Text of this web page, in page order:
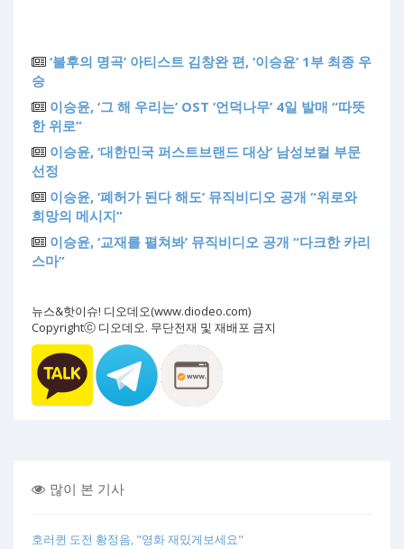
‘불후의 명곡’ 아티스트 김창완 편, ‘이승윤’ 1부 최종 우
승
이승윤, ‘그 해 우리는’ OST ‘언덕나무’ 4일 발매 “따뜻
한 위로”
이승윤, ‘대한민국 퍼스트브랜드 대상’ 남성보컬 부문
선정
이승윤, ‘폐허가 된다 해도’ 뮤직비디오 공개 “위로와
희망의 메시지”
이승윤, ‘교재를 펼쳐봐’ 뮤직비디오 공개 “다크한 카리
스마”
뉴스&핫이슈! 디오데오(www.diodeo.com)
Copyrightⓒ 디오데오. 무단전재 및 재배포 금지
많이 본 기사
호러퀸 도전 황정음, "영화 재밌게보세요"